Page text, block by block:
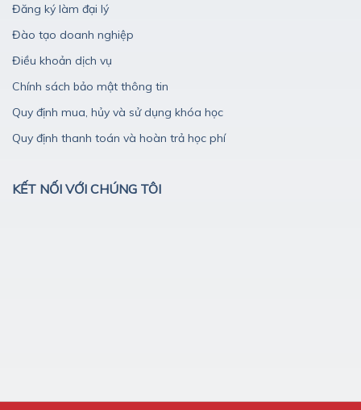
Đăng ký làm đại lý
Đào tạo doanh nghiệp
Điều khoản dịch vụ
Chính sách bảo mật thông tin
Quy định mua, hủy và sử dụng khóa học
Quy định thanh toán và hoàn trả học phí
KẾT NỐI VỚI CHÚNG TÔI